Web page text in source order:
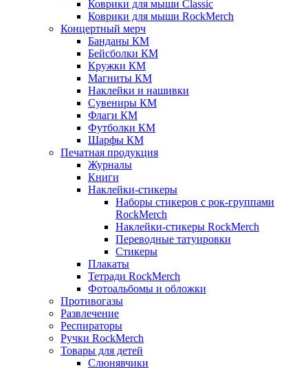
Коврики для мыши Classic
Коврики для мыши RockMerch
Концертный мерч
Банданы КМ
Бейсболки КМ
Кружки КМ
Магниты КМ
Наклейки и нашивки
Сувениры КМ
Флаги КМ
Футболки КМ
Шарфы КМ
Печатная продукция
Журналы
Книги
Наклейки-стикеры
Наборы стикеров с рок-группами
RockMerch
Наклейки-стикеры RockMerch
Переводные татуировки
Стикеры
Плакаты
Тетради RockMerch
Фотоальбомы и обложки
Противогазы
Развлечение
Респираторы
Ручки RockMerch
Товары для детей
Слюнявчики